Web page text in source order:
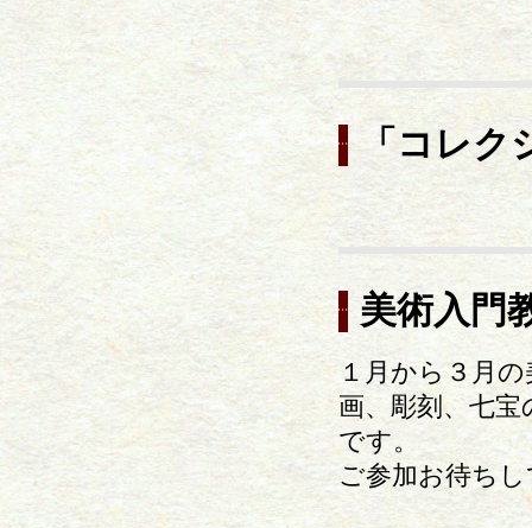
「コレク
美術入門
１月から３月
画、彫刻、七
です。
ご参加お待ち